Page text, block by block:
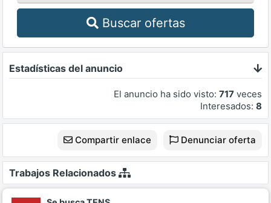
Buscar ofertas
Estadísticas del anuncio
El anuncio ha sido visto: 717 veces
Interesados: 8
Compartir enlace Denunciar oferta
Trabajos Relacionados